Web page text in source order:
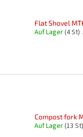
Flat Shovel
Auf Lager(4 St)
Compost fork
Auf Lager(13 St)